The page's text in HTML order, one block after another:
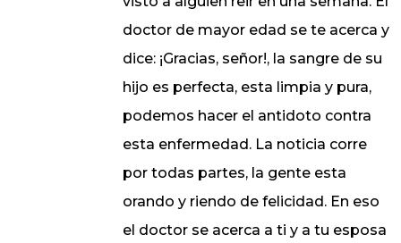
doctor de mayor edad se te acerca y
dice: ¡Gracias, señor!, la sangre de su
hijo es perfecta, esta limpia y pura,
podemos hacer el antidoto contra
esta enfermedad. La noticia corre
por todas partes, la gente esta
orando y riendo de felicidad. En eso
el doctor se acerca a ti y a tu esposa